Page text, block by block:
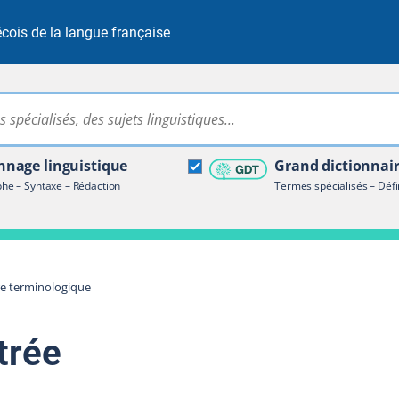
de la langue française
Rechercher dans tout le site
linguistique
– Syntaxe – Rédaction
Grand
Termes spécialisés –
terminologique
terminologique